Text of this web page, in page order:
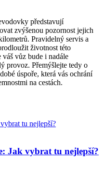
představují
zvýšenou pozornost jejich
Pravidelný servis a
životnost této
vůz bude i nadále
provoz. Přemýšlejte tedy o
úspoře, která vás ochrání
na cestách.
Jak vybrat tu nejlepší?